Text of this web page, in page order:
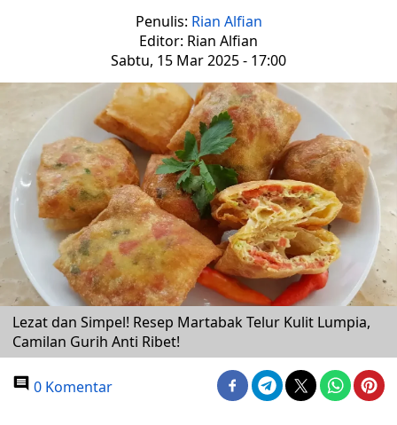
Penulis: Rian Alfian
Editor: Rian Alfian
Sabtu, 15 Mar 2025 - 17:00
Lezat dan Simpel! Resep Martabak Telur Kulit Lumpia,
Camilan Gurih Anti Ribet!
0 Komentar